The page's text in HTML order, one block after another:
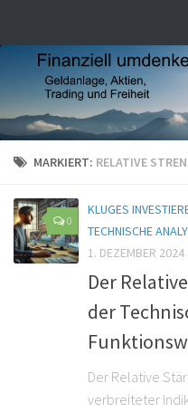
MARKIERT: RELATIVE
0
KLUGES
TECHNISCHE
1. DEZEMBER 2024
Der
der
Der Relative
verbreiteter